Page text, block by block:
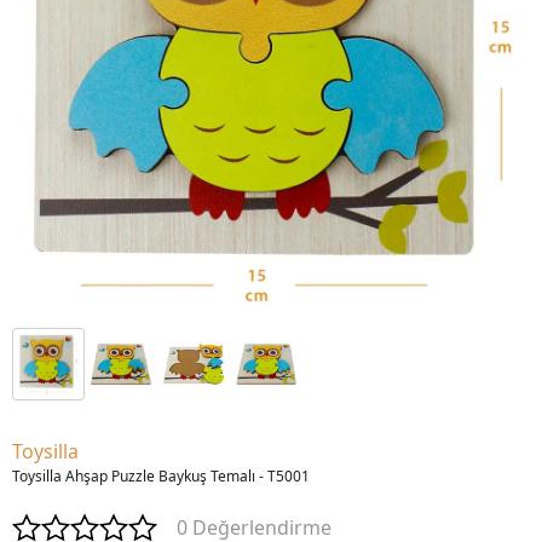
Toysilla
Toysilla Ahşap Puzzle Baykuş Temalı - T5001
0 Değerlendirme